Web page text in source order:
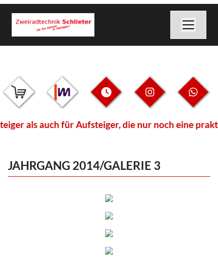
für Aufsteiger, die nur noch eine
JAHRGANG 2014/GALERIE 3